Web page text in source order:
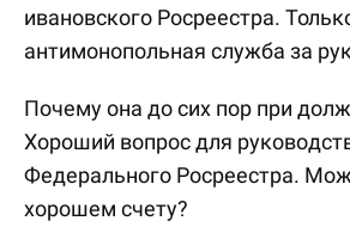
ивановского Росреестра.
антимонопольная служба за
Почему она до сих пор при
Хороший вопрос для
Федерального Росреестра.
хорошем счету?